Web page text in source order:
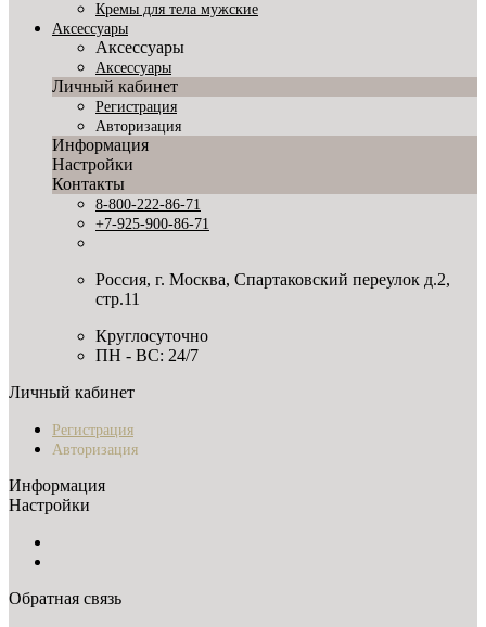
Кремы для тела мужские
Аксессуары
Аксессуары
Аксессуары
Личный кабинет
Регистрация
Авторизация
Информация
Настройки
Контакты
8-800-222-86-71
+7-925-900-86-71
Россия, г. Москва, Спартаковский переулок д.2,
стр.11
Круглосуточно
ПН - ВС: 24/7
Личный кабинет
Регистрация
Авторизация
Информация
Настройки
Обратная связь